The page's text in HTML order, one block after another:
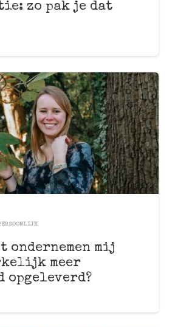
zo pak je dat
ondernemen mij
meer